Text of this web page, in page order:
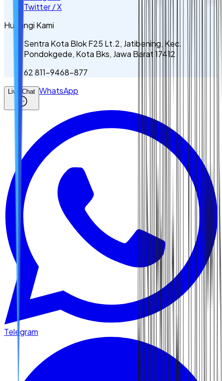
Twitter / X
Hubungi Kami
Sentra Kota Blok F25 Lt.2, Jatibening, Kec.
Pondokgede, Kota Bks, Jawa Barat 17412
62 811-9468-877
Live Chat WhatsApp
Telegram